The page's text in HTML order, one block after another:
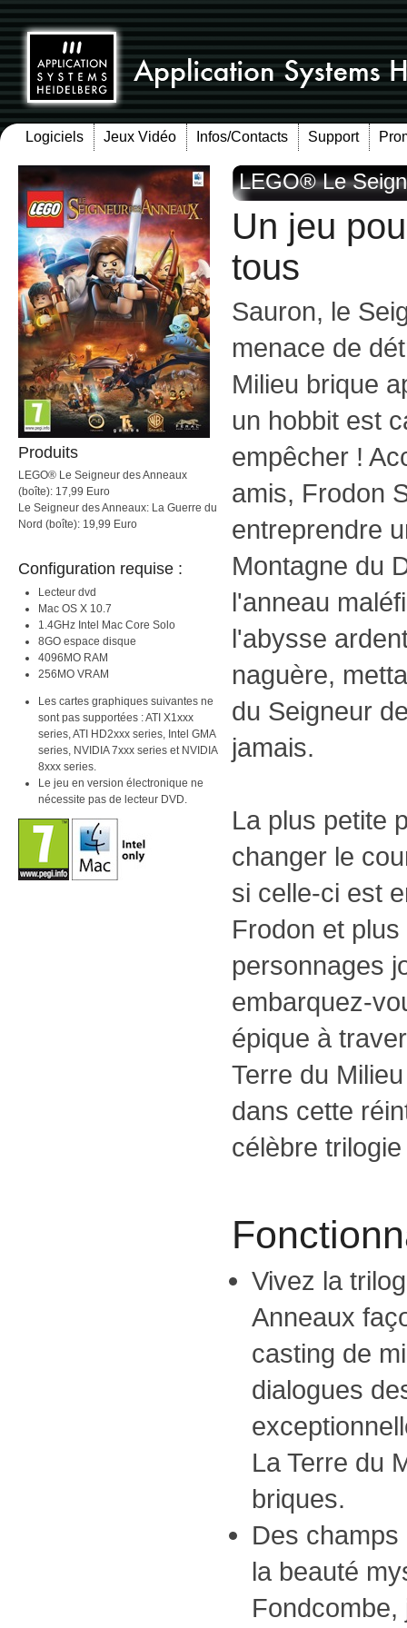
Logiciels Jeux Vidéo Infos/Contacts Support
Produits
LEGO® Le Seigneur des Anneaux
(boîte): 17,99 Euro
Le Seigneur des Anneaux: La Guerre du
Nord (boîte): 19,99 Euro
Configuration requise :
Lecteur dvd
Mac OS X 10.7
1.4GHz Intel Mac Core Solo
8GO espace disque
4096MO RAM
256MO VRAM
Les cartes graphiques suivantes ne
sont pas supportées : ATI X1xxx
series, ATI HD2xxx series, Intel GMA
series, NVIDIA 7xxx series et NVIDIA
8xxx series.
Le jeu en version électronique ne
nécessite pas de lecteur DVD.
LEGO® Le
Un jeu
tous
Sauron, le
menace de
Milieu brique
un hobbit est
empêcher !
amis, Frodon
entreprendre
Montagne du
l'anneau
l'abysse
naguère,
du Seigneur
jamais.
La plus petite
changer le
si celle-ci est
Frodon et
personnages
embarquez-
épique à
Terre du
dans cette
célèbre
Vivez la
Anneaux
casting de
dialogues
La Terre du
briques.
Des
la beauté
Fondcombe,